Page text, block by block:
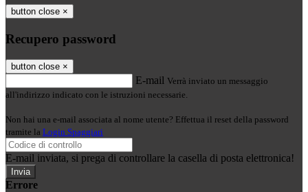
button close ×
Recupero password
button close ×
E-mail Verrà inviato un messaggio
all'indirizzo indicato con le istruzioni necessarie.
Non hai una e-mail associata al nome utente? Effettua il reset della password
tramite la Login Spaggiari
E-mail inviata, si prega di controllare la casella di posta elettronica!
Errore